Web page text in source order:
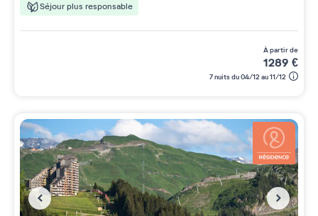
Séjour plus responsable
à partir de
1289 €
7 nuits du 04/12 au 11/12